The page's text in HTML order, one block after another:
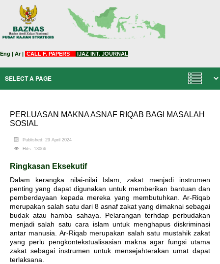
Eng | Ar| CALL F. PAPERS IJAZ INT. JOURNAL
PERLUASAN MAKNA ASNAF RIQAB BAGI MASALAH
SOSIAL
Published: 29 April 2024
Hits: 13066
Ringkasan Eksekutif
Dalam kerangka nilai-nilai Islam, zakat menjadi instrumen
penting yang dapat digunakan untuk memberikan bantuan dan
pemberdayaan kepada mereka yang membutuhkan. Ar-Riqab
merupakan salah satu dari 8 asnaf zakat yang dimaknai sebagai
budak atau hamba sahaya. Pelarangan terhdap perbudakan
menjadi salah satu cara islam untuk menghapus diskriminasi
antar manusia. Ar-Riqab merupakan salah satu mustahik zakat
yang perlu pengkontekstualisasian makna agar fungsi utama
zakat sebagai instrumen untuk mensejahterakan umat dapat
terlaksana.